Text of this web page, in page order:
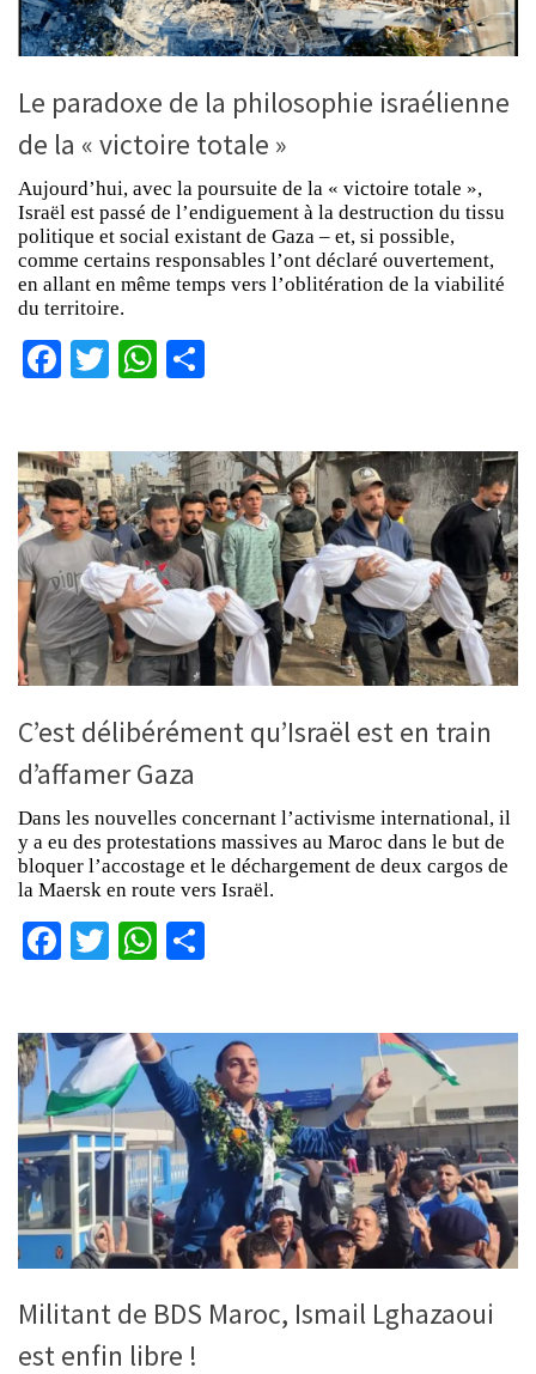
Le paradoxe de la philosophie israélienne
de la « victoire totale »
Aujourd’hui, avec la poursuite de la « victoire totale »,
Israël est passé de l’endiguement à la destruction du tissu
politique et social existant de Gaza – et, si possible,
comme certains responsables l’ont déclaré ouvertement,
en allant en même temps vers l’oblitération de la viabilité
du territoire.
Facebook
TwitterWhatsApp
C’est délibérément qu’Israël est en train
d’affamer Gaza
Dans les nouvelles concernant l’activisme international, il
y a eu des protestations massives au Maroc dans le but de
bloquer l’accostage et le déchargement de deux cargos de
la Maersk en route vers Israël.
Facebook
TwitterWhatsApp
Militant de BDS Maroc, Ismail Lghazaoui
est enfin libre !